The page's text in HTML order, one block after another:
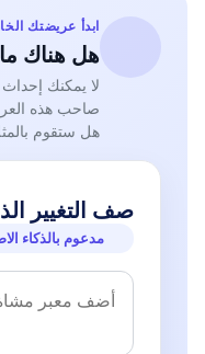
ابدأ عريضتك
هل هناك ما
لا يمكنك إحداث
صاحب هذه
هل ستقوم
صف التغيير
مدعوم بالذكاء